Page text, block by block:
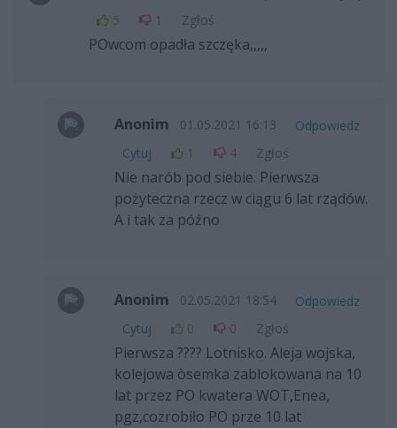
5
1 Zgłoś
POwcom opadła szczęka,,,,,
Anonim 01.05.2021 16:13
Odpowiedz
Cytuj
1 4 Zgłoś
Nie narób pod siebie. Pierwsza
pożyteczna rzecz w ciągu 6 lat rządów.
A i tak za późno
Anonim 02.05.2021 18:54
Odpowiedz
Cytuj
0 0 Zgłoś
Pierwsza ???? Lotnisko. Aleja wojska,
kolejowa òsemka zablokowana na 10
lat przez PO kwatera WOT,Enea,
pgz,cozrobiło PO prze 10 lat